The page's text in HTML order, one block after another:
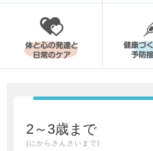
2～3歳まで
(にからさんさいまで)